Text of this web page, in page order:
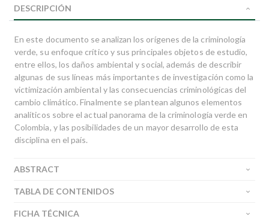
DESCRIPCIÓN
En este documento se analizan los orígenes de la criminología
verde, su enfoque crítico y sus principales objetos de estudio,
entre ellos, los daños ambiental y social, además de describir
algunas de sus líneas más importantes de investigación como la
victimización ambiental y las consecuencias criminológicas del
cambio climático. Finalmente se plantean algunos elementos
analíticos sobre el actual panorama de la criminología verde en
Colombia, y las posibilidades de un mayor desarrollo de esta
disciplina en el país.
ABSTRACT
TABLA DE CONTENIDOS
FICHA TÉCNICA